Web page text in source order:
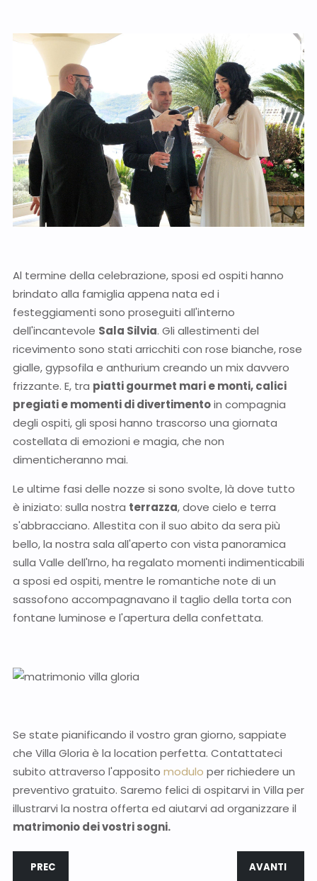
Al termine della celebrazione, sposi ed ospiti hanno
brindato alla famiglia appena nata ed i
festeggiamenti sono proseguiti all'interno
dell'incantevole Sala Silvia. Gli allestimenti del
ricevimento sono stati arricchiti con rose bianche, rose
gialle, gypsofila e anthurium creando un mix davvero
frizzante. E, tra piatti gourmet mari e monti, calici
pregiati e momenti di divertimentoin compagnia
degli ospiti, gli sposi hanno trascorso una giornata
costellata di emozioni e magia, che non
dimenticheranno mai.
Le ultime fasi delle nozze si sono svolte, là dove tutto
è iniziato: sulla nostra terrazza, dove cielo e terra
s'abbracciano. Allestita con il suo abito da sera più
bello, la nostra sala all'aperto con vista panoramica
sulla Valle dell'Irno, ha regalato momenti indimenticabili
a sposi ed ospiti, mentre le romantiche note di un
sassofono accompagnavano il taglio della torta con
fontane luminose e l'apertura della confettata.
Se state pianificando il vostro gran giorno, sappiate
che Villa Gloria è la location perfetta. Contattateci
subito attraverso l'apposito modulo per richiedere un
preventivo gratuito. Saremo felici di ospitarvi in Villa per
illustrarvi la nostra offerta ed aiutarvi ad organizzare il
matrimonio dei vostri sogni.
ARTICOLO PRECEDENTE: I CONFETTI PER L'ANNIVERSARIO DI
PREC ARTICOLO
AVANTI